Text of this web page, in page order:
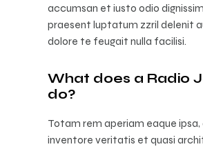
accumsan et iusto odio
praesent luptatum zzril delenit
dolore te feugait nulla facilisi.
What does a Radio
do?
Totam rem aperiam eaque ipsa,
inventore veritatis et quasi